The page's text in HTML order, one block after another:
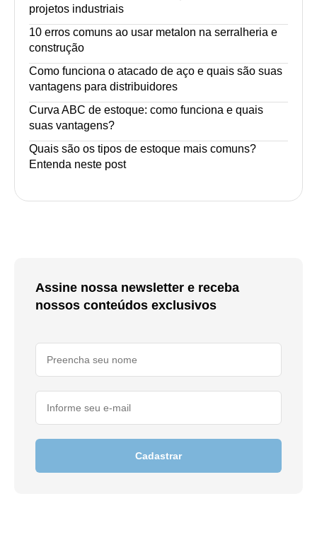
projetos industriais
10 erros comuns ao usar metalon na serralheria e
construção
Como funciona o atacado de aço e quais são suas
vantagens para distribuidores
Curva ABC de estoque: como funciona e quais
suas vantagens?
Quais são os tipos de estoque mais comuns?
Entenda neste post
Assine nossa newsletter e receba
nossos conteúdos exclusivos
Cadastrar